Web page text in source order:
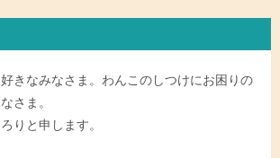
きなみなさま。わんこのしつけにお困りの
さま。
りと申します。